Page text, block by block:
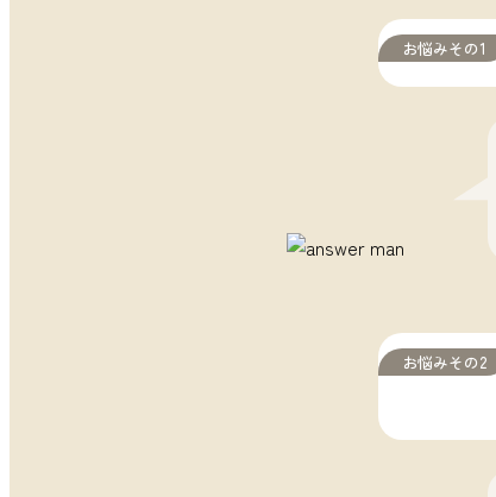
お悩みその1
お悩みその2